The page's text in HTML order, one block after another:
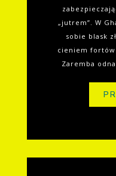
„jutrem”. W
sobie blask
cieniem
Zaremba